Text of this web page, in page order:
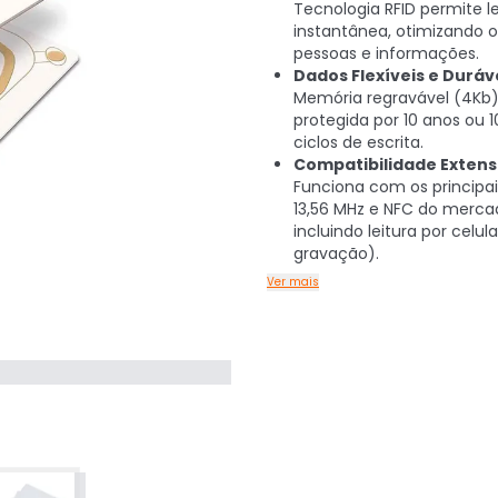
Tecnologia RFID permite
instantânea, otimizando
pessoas e informações.
Dados Flexíveis e
Memória regravável
protegida por 10 anos ou
ciclos de escrita.
Compatibilidade
Funciona com os
13,56 MHz e NFC do
incluindo leitura por
gravação).
Ver mais